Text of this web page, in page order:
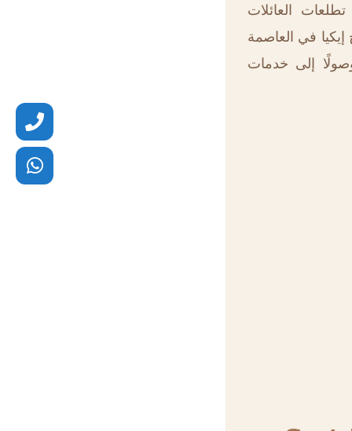
العائلات
في العاصمة
وصولًا إلى خدمات